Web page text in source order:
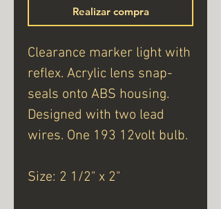
Realizar compra
Clearance marker light with
reflex. Acrylic lens snap-
seals onto ABS housing.
Designed with two lead
wires. One 193 12volt bulb.
Size: 2 1/2" x 2"